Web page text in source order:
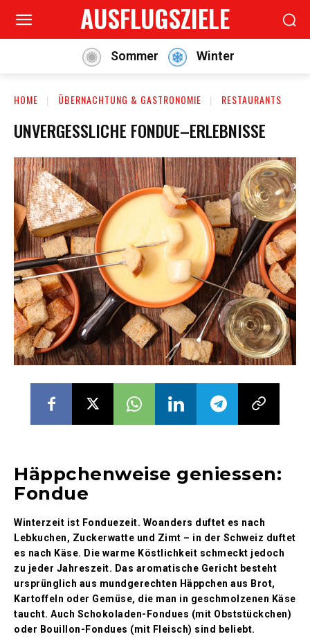
AUSFLUGSZIELE
Sommer Winter
HOME ÜBERNACHTUNG & GASTRONOMIE RESTAURANTS
UNVERGESSLICHE FONDUE–ERLEBNISSE
Häppchenweise geniessen:
Fondue
Winterzeit ist Fonduezeit. Woanders duftet es nach
Lebkuchen, Zuckerwatte und Zimt – in der Schweiz duftet
es nach Käse. Die warme Köstlichkeit schmeckt jedoch
zu jeder Jahreszeit. Das aromatische Gericht besteht
ursprünglich aus mundgerechten Häppchen aus Brot,
Kartoffeln oder Gemüse, die man in geschmolzenen Käse
taucht. Auch Schokoladen-Fondues (mit Obststückchen)
oder Bouillon-Fondues (mit Fleisch) sind beliebt.